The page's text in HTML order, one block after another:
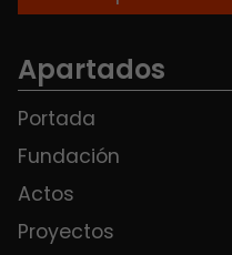
Apartados
Portada
Fundación
Actos
Proyectos